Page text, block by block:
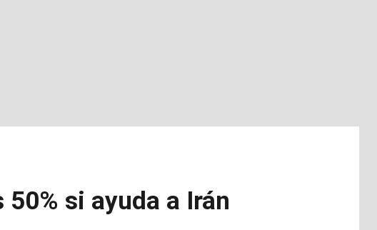
si ayuda a Irán